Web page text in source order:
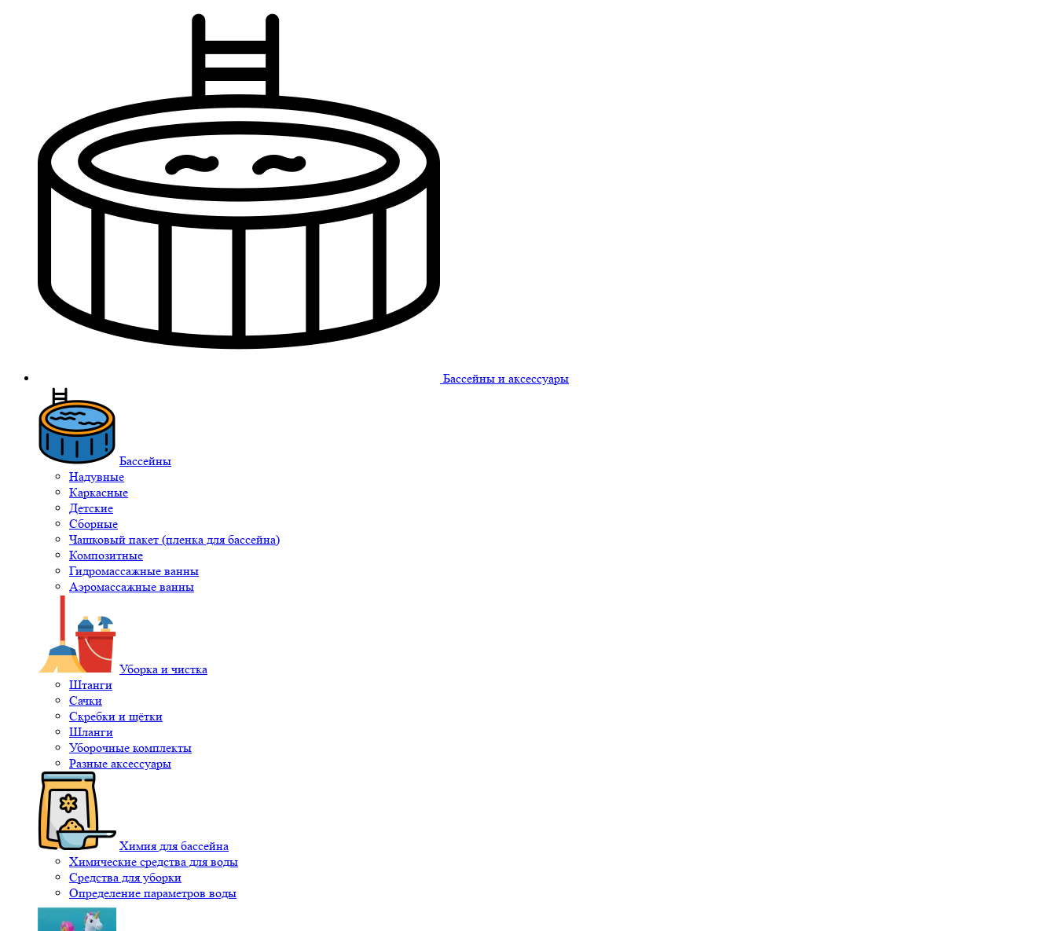
Бассейны и аксессуары
Бассейны
Надувные
Каркасные
Детские
Сборные
Чашковый пакет (пленка для бассейна)
Композитные
Гидромассажные ванны
Аэромассажные ванны
Уборка и чистка
Штанги
Сачки
Скребки и щётки
Шланги
Уборочные комплекты
Разные аксессуары
Химия для бассейна
Химические средства для воды
Средства для уборки
Определение параметров воды